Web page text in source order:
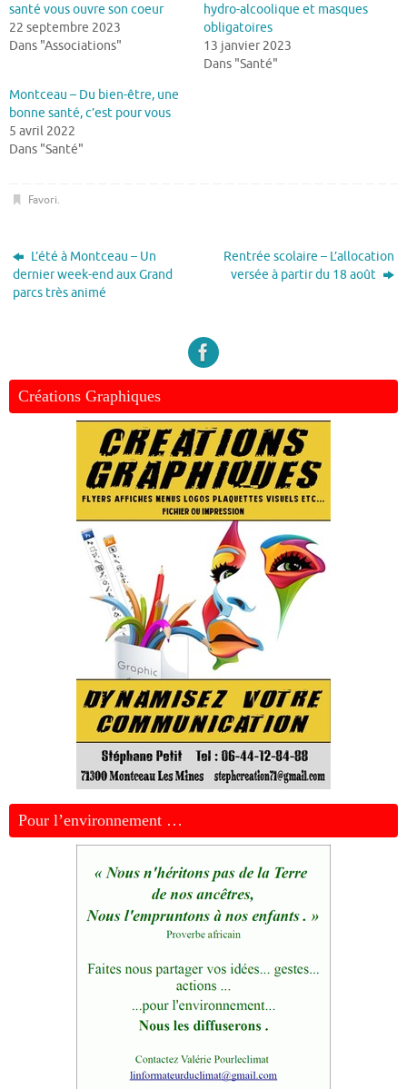
santé vous ouvre son coeur
22 septembre 2023
Dans "Associations"
hydro-alcoolique et masques
obligatoires
13 janvier 2023
Dans "Santé"
Montceau – Du bien-être, une
bonne santé, c’est pour vous
5 avril 2022
Dans "Santé"
Favori.
L’été à Montceau – Un
dernier week-end aux Grand
parcs très animé
Rentrée scolaire – L’allocation
versée à partir du 18 août
Créations Graphiques
Pour l’environnement …